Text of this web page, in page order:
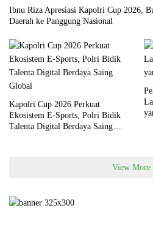
Ibnu Riza Apresiasi Kapolri Cup 2026,
Daerah ke Panggung Nasional
Kapolri Cup 2026 Perkuat
Ekosistem E-Sports, Polri Bidik
Talenta Digital Berdaya Saing
View More